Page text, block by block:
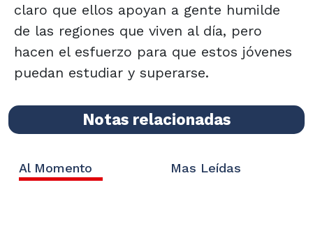
claro que ellos apoyan a gente humilde
de las regiones que viven al día, pero
hacen el esfuerzo para que estos jóvenes
puedan estudiar y superarse.
Notas relacionadas
Al Momento Mas Leídas